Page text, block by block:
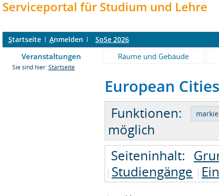
Serviceportal für Studium und Lehre
Startseite Anmelden SoSe 2026
Veranstaltungen Räume und Gebäude
Sie sind hier: Startseite
European
Funktionen:
möglich
Seiteninhalt:
Studiengänge